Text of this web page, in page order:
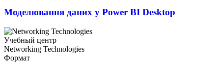
Моделювання даних у Power BI Desktop
Учебный центр
Networking Technologies
Формат